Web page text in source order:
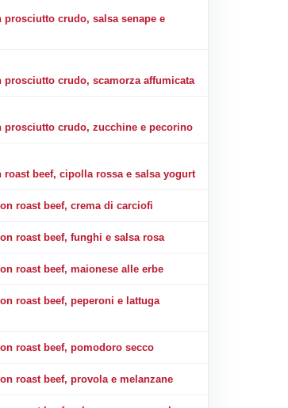
prosciutto crudo, salsa senape e
prosciutto crudo, scamorza affumicata
prosciutto crudo, zucchine e pecorino
roast beef, cipolla rossa e salsa yogurt
roast beef, crema di carciofi
roast beef, funghi e salsa rosa
roast beef, maionese alle erbe
roast beef, peperoni e lattuga
roast beef, pomodoro secco
roast beef, provola e melanzane